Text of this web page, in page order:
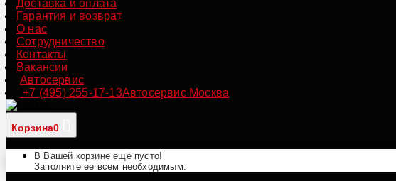
Доставка и оплата
Гарантия и возврат
О нас
Сотрудничество
Контакты
Вакансии
Автосервис
+7 (495) 255-17-13Автосервис Москва
Корзина0
В Вашей корзине ещё пусто!
Заполните ее всем необходимым.